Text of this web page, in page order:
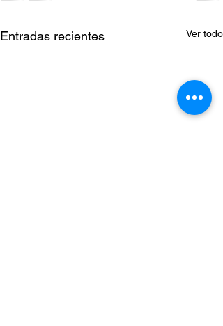
Entradas recientes Ver todo